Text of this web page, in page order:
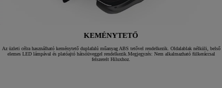
KEMÉNYTETŐ
Az üzleti célra használható keménytető duplafalú műanyag ABS tetővel rendelkezik. Oldalablak nélküli, belső
elemes LED lámpával és platóajtó hátsóüveggel rendelkezik.Megjegyzés: Nem alkalmazható fülkeráccsal
felszerelt Hiluxhoz.